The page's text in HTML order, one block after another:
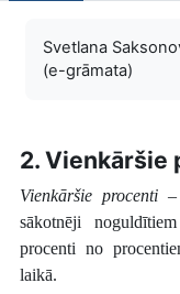
Svetlana
(e-grāmata)
2. Vienkāršie
Vienkāršie procenti–
sākotnēji
procenti no
laikā.